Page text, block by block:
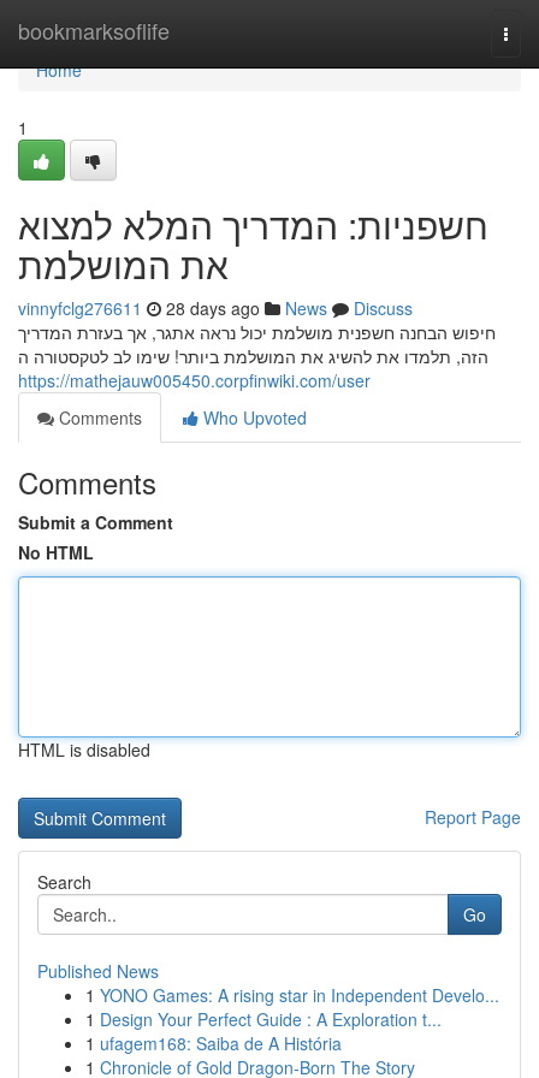
bookmarksoflife
Home
Home
1
חשפניות: המדריך המלא למצוא
את המושלמת
vinnyfclg276611 28 days ago News
Discuss
חיפוש הבחנה חשפנית מושלמת יכול נראה אתגר, אך בעזרת המדריך
הזה, תלמדו את להשיג את המושלמת ביותר! שימו לב לטקסטורה ה
https://mathejauw005450.corpfinwiki.com/user
Comments
Who Upvoted
Comments
Submit a Comment
No HTML
HTML is disabled
Report Page
Search
Go
Published News
1 YONO Games: A rising star in Independent Develo...
1 Design Your Perfect Guide : A Exploration t...
1 ufagem168: Saiba de A História
1 Chronicle of Gold Dragon-Born The Story